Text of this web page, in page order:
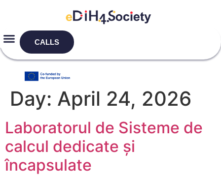
CALLS
Day: April 24, 2026
Laboratorul de Sisteme de
calcul dedicate și
încapsulate